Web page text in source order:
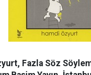
Fazla Söz